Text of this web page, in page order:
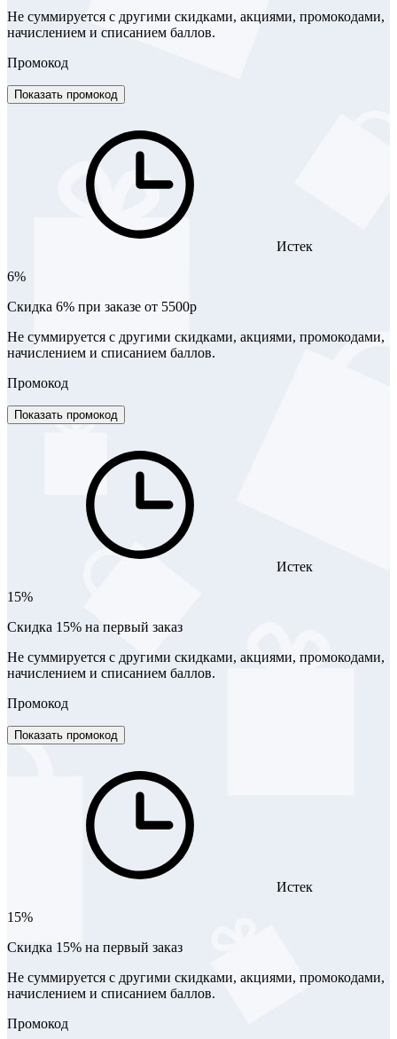
Не суммируется с другими скидками, акциями, промокодами,
начислением и списанием баллов.
Промокод
Показать промокод
Истек
6%
Скидка 6% при заказе от 5500р
Не суммируется с другими скидками, акциями, промокодами,
начислением и списанием баллов.
Промокод
Показать промокод
Истек
15%
Скидка 15% на первый заказ
Не суммируется с другими скидками, акциями, промокодами,
начислением и списанием баллов.
Промокод
Показать промокод
Истек
15%
Скидка 15% на первый заказ
Не суммируется с другими скидками, акциями, промокодами,
начислением и списанием баллов.
Промокод